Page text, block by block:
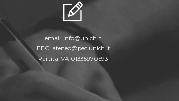
email: info@unich.it
PEC: ateneo@pec.unich.it
Partita IVA 01335970693